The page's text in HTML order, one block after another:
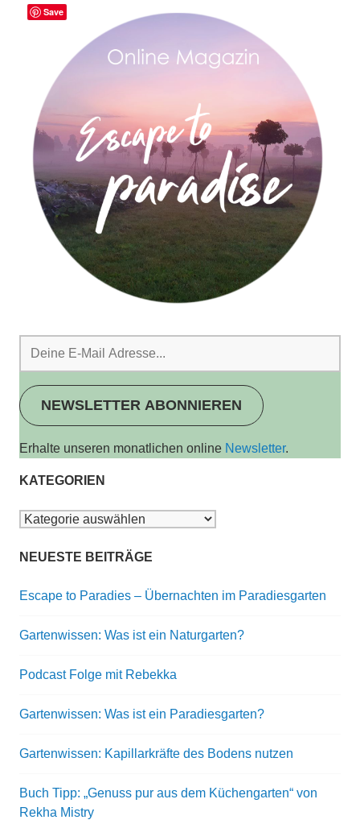
NEWSLETTER ABONNIEREN
Erhalte unseren monatlichen online Newsletter.
KATEGORIEN
Kategorien
NEUESTE BEITRÄGE
Escape to Paradies – Übernachten im Paradiesgarten
Gartenwissen: Was ist ein Naturgarten?
Podcast Folge mit Rebekka
Gartenwissen: Was ist ein Paradiesgarten?
Gartenwissen: Kapillarkräfte des Bodens nutzen
Buch Tipp: „Genuss pur aus dem Küchengarten“ von
Rekha Mistry
Save